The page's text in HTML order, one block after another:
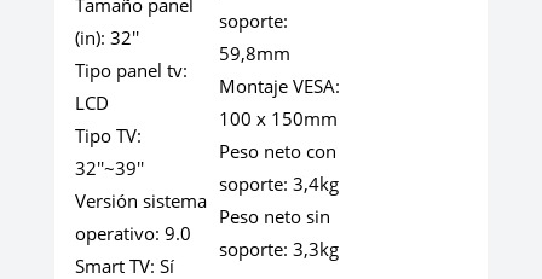
Tamaño panel
(in): 32''
Tipo panel tv:
LCD
Tipo TV:
32''~39''
Versión sistema
operativo: 9.0
Smart TV: Sí
soporte:
59,8mm
Montaje VESA:
100 x 150mm
Peso neto con
soporte: 3,4kg
Peso neto sin
soporte: 3,3kg